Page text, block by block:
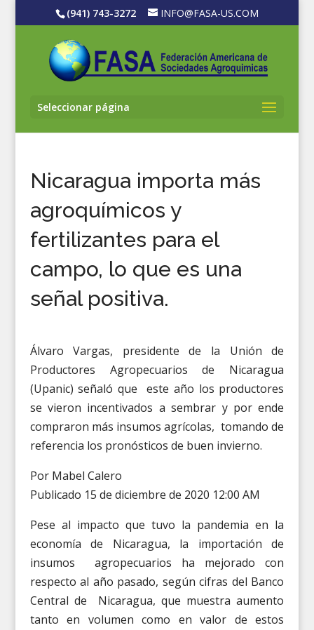
(941) 743-3272 INFO@FASA-US.COM
Seleccionar página
Nicaragua importa más
agroquímicos y
fertilizantes para el
campo, lo que es una
señal positiva.
Álvaro Vargas, presidente de la Unión de
Productores Agropecuarios de Nicaragua
(Upanic) señaló que este año los productores
se vieron incentivados a sembrar y por ende
compraron más insumos agrícolas, tomando de
referencia los pronósticos de buen invierno.
Por Mabel Calero
Publicado 15 de diciembre de 2020 12:00 AM
Pese al impacto que tuvo la pandemia en la
economía de Nicaragua, la importación de
insumos agropecuarios ha mejorado con
respecto al año pasado, según cifras del Banco
Central de Nicaragua, que muestra aumento
tanto en volumen como en valor de estos